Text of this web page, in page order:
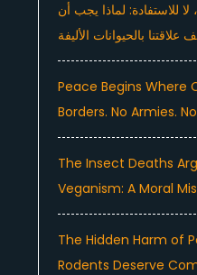
لا للاستفادة: لماذا يجب أن
علاقتنا بالحيوانات الأليفة
Peace Begins Where
Borders. No Armies.
The Insect Deaths
Veganism: A Moral
The Hidden Harm of
Rodents Deserve